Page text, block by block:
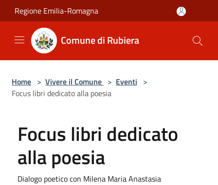
Salta al contenuto principale
Regione Emilia-Romagna
Comune di Rubiera
Home > Vivere il Comune > Eventi >
Focus libri dedicato alla poesia
Focus libri dedicato
alla poesia
Dialogo poetico con Milena Maria Anastasia